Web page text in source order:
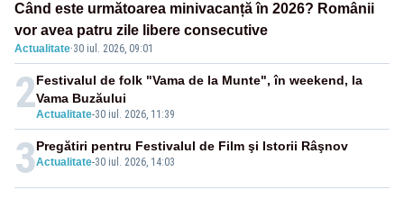
Când este următoarea minivacanță în 2026? Românii
vor avea patru zile libere consecutive
Actualitate·30 iul. 2026, 09:01
2Actualitate-30 iul. 2026, 11:39
Festivalul de folk "Vama de la Munte", în weekend, la
Vama Buzăului
3Actualitate-30 iul. 2026, 14:03
Pregătiri pentru Festivalul de Film şi Istorii Râşnov